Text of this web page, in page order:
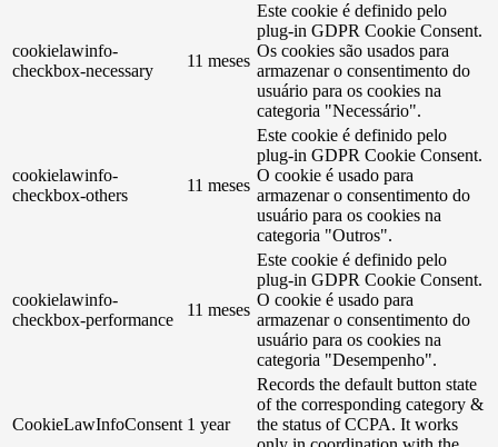
cookielawinfo-
checkbox-necessary
11 meses
Este cookie é definido pelo
plug-in GDPR Cookie Consent.
Os cookies são usados ​​para
armazenar o consentimento do
usuário para os cookies na
categoria "Necessário".
cookielawinfo-
checkbox-others
11 meses
Este cookie é definido pelo
plug-in GDPR Cookie Consent.
O cookie é usado para
armazenar o consentimento do
usuário para os cookies na
categoria "Outros".
cookielawinfo-
checkbox-performance
11 meses
Este cookie é definido pelo
plug-in GDPR Cookie Consent.
O cookie é usado para
armazenar o consentimento do
usuário para os cookies na
categoria "Desempenho".
CookieLawInfoConsent 1 year
Records the default button state
of the corresponding category &
the status of CCPA. It works